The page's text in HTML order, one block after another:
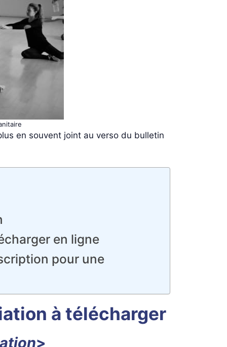
en souvent joint au verso du bulletin
en ligne
pour une
à télécharger
>